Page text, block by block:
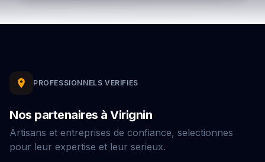
PROFESSIONNELS VERIFIES
Nos partenaires à Virignin
Artisans et entreprises de confiance, selectionnes
pour leur expertise et leur serieux.